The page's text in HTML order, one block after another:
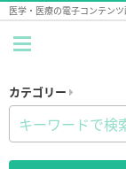
医学・医療の電子コンテン
カテゴリー